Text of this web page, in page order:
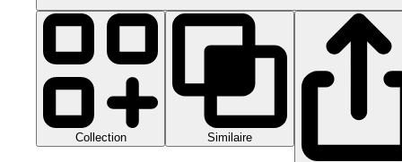
Collection Similaire